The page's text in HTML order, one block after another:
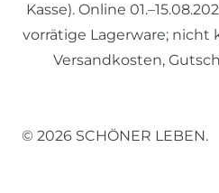
Kasse). Online
vorrätige Lagerware; nicht
Versandkosten,
© 2026 SCHÖNER LEBEN.